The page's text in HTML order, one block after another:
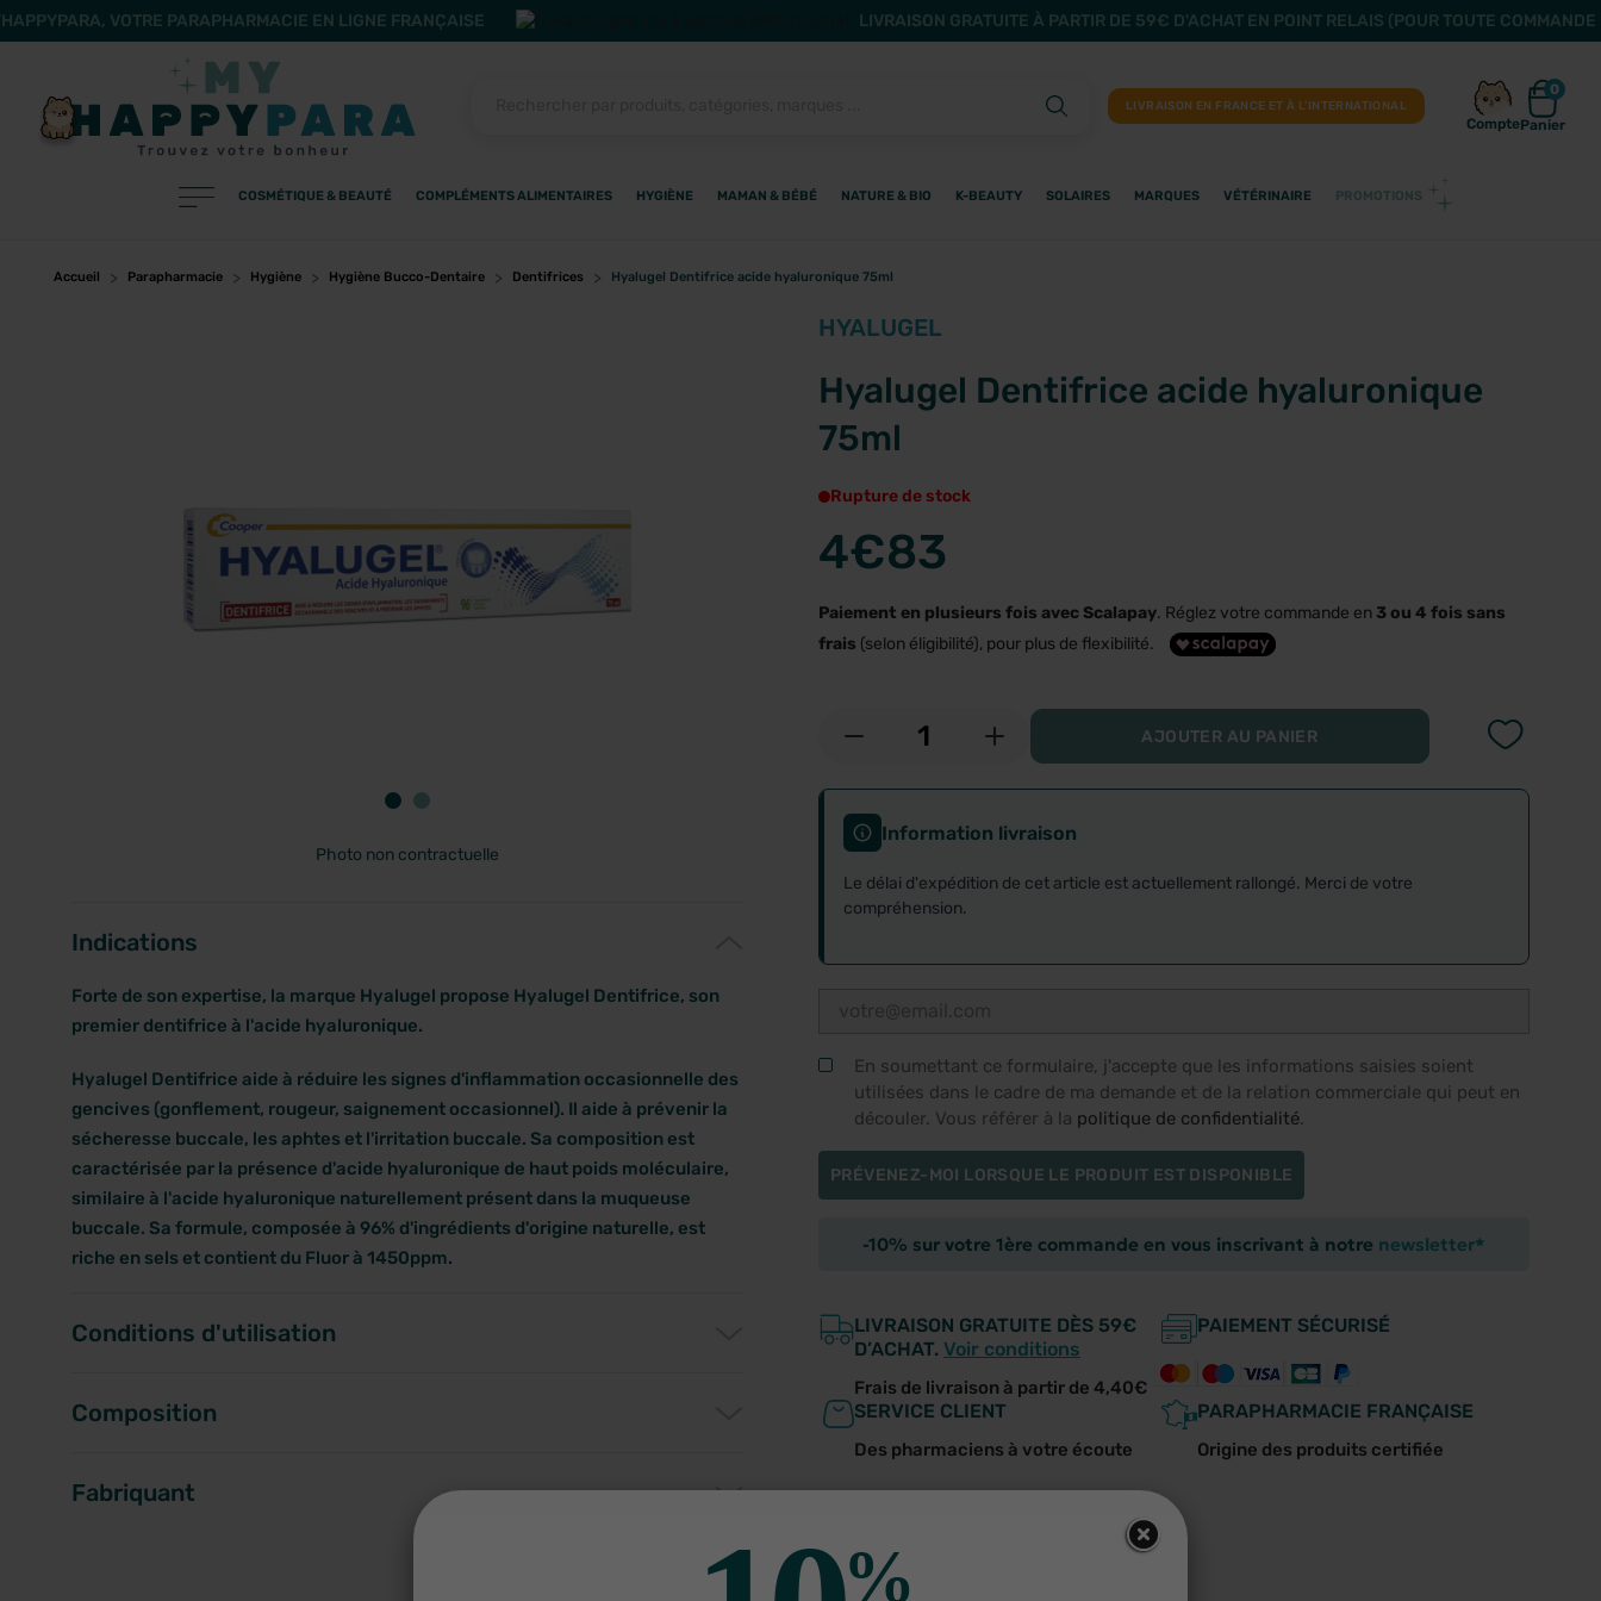
VOTRE PARAPHARMACIE EN LIGNE FRANÇAISE LIVRAISON GRATUITE À PARTIR DE 59€ D'ACHAT EN POINT RELAIS (POUR TOUTE
Filtres PRODUITS
LIVRAISON EN FRANCE ET À L’INTERNATIONAL
Compte
0
Panier
COSMÉTIQUE & BEAUTÉ COMPLÉMENTS ALIMENTAIRES HYGIÈNE MAMAN & BÉBÉ NATURE & BIO K-BEAUTY SOLAIRES MARQUES VÉTÉRINAIRE PROMOTIONS
Accueil Parapharmacie Hygiène Hygiène Bucco-Dentaire Dentifrices Hyalugel Dentifrice acide hyaluronique 75ml
HYALUGEL
Hyalugel Dentifrice acide hyaluronique
75ml
Rupture de stock
4€83
Paiement en plusieurs fois avec Scalapay. Réglez votre commande en 3 ou 4 fois sans
frais (selon éligibilité), pour plus de flexibilité.
- + AJOUTER AU PANIER
Information livraison
Le délai d'expédition de cet article est actuellement rallongé. Merci de votre
compréhension.
En soumettant ce formulaire, j'accepte que les informations saisies soient
utilisées dans le cadre de ma demande et de la relation commerciale qui peut en
découler. Vous référer à la politique de confidentialité.
PRÉVENEZ-MOI LORSQUE LE PRODUIT EST DISPONIBLE
-10% sur votre 1ère commande en vous inscrivant à notre newsletter*
LIVRAISON GRATUITE DÈS 59€
D’ACHAT. Voir conditions
Frais de livraison à partir de 4,40€
PAIEMENT SÉCURISÉ
SERVICE CLIENT
Des pharmaciens à votre écoute
PARAPHARMACIE FRANÇAISE
Origine des produits certifiée
Photo non contractuelle
Indications
Forte de son expertise, la marque Hyalugel propose Hyalugel Dentifrice, son
premier dentifrice à l'acide hyaluronique.
Hyalugel Dentifrice aide à réduire les signes d'inflammation occasionnelle des
gencives (gonflement, rougeur, saignement occasionnel). Il aide à prévenir la
sécheresse buccale, les aphtes et l'irritation buccale. Sa composition est
caractérisée par la présence d'acide hyaluronique de haut poids moléculaire,
similaire à l'acide hyaluronique naturellement présent dans la muqueuse
buccale. Sa formule, composée à 96% d'ingrédients d'origine naturelle, est
riche en sels et contient du Fluor à 1450ppm.
Conditions d'utilisation
Composition
Fabriquant
%